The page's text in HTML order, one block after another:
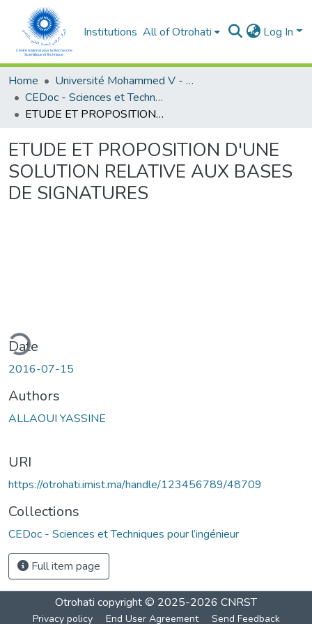
Institutions All of Otrohati Log In
Home
Université Mohammed V - Rabat
CEDoc - Sciences et Techniques pour l’ingénieur
ETUDE ET PROPOSITION D'UNE SOLUTION RELATIVE AUX BASES DE SIGNATURES
ETUDE ET PROPOSITION D'UNE
SOLUTION RELATIVE AUX BASES
DE SIGNATURES
Date
2016-07-15
Authors
ALLAOUI YASSINE
URI
https://otrohati.imist.ma/handle/123456789/48709
Collections
CEDoc - Sciences et Techniques pour l’ingénieur
Full item page
Otrohati copyright © 2025-2026 CNRST
Privacy policy End User Agreement Send Feedback